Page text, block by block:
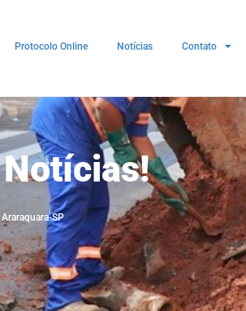
Protocolo Online Notícias Contato
SP